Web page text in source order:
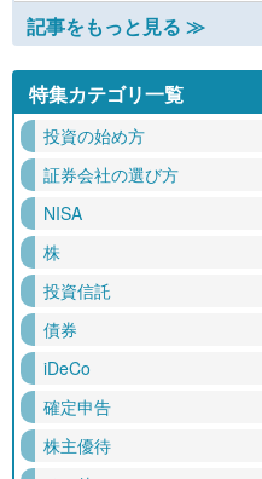
記事をもっと見る ≫
特集カテゴリ一覧
投資の始め方
証券会社の選び方
NISA
株
投資信託
債券
iDeCo
確定申告
株主優待